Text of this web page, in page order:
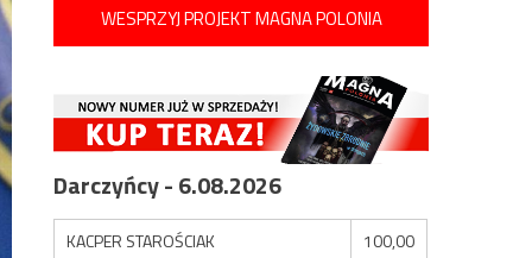
WESPRZYJ PROJEKT MAGNA POLONIA
Darczyńcy - 6.08.2026
KACPER STAROŚCIAK
100,00